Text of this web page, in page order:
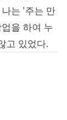
는 '주는 만
을 하여 누
고 있었다.